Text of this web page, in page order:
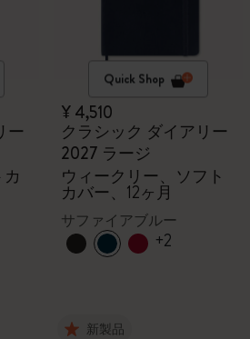
ー
Quick Shop
¥ 4,510
クラシック ダイアリー
2027 ラージ
ウィークリー、ソフト
カバー、12ヶ月
サファイアブルー
+2
新製品